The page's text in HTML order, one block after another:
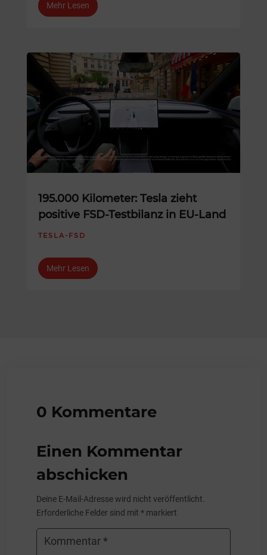
Mehr Lesen
195.000 Kilometer: Tesla zieht
positive FSD-Testbilanz in EU-Land
TESLA-FSD
Mehr Lesen
0 Kommentare
Einen Kommentar
abschicken
Deine E-Mail-Adresse wird nicht veröffentlicht.
Erforderliche Felder sind mit* markiert